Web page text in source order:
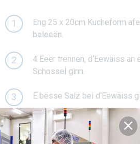
1
Eng 25 x 20cm Kucheform
beleeën.
2
4 Eeër trennen, d‘Eewäiss
Schossel ginn.
3 E bësse Salz bei d‘Eewäiss
4
An enger grousser
Déi 4 Eegiel dobäiginn a